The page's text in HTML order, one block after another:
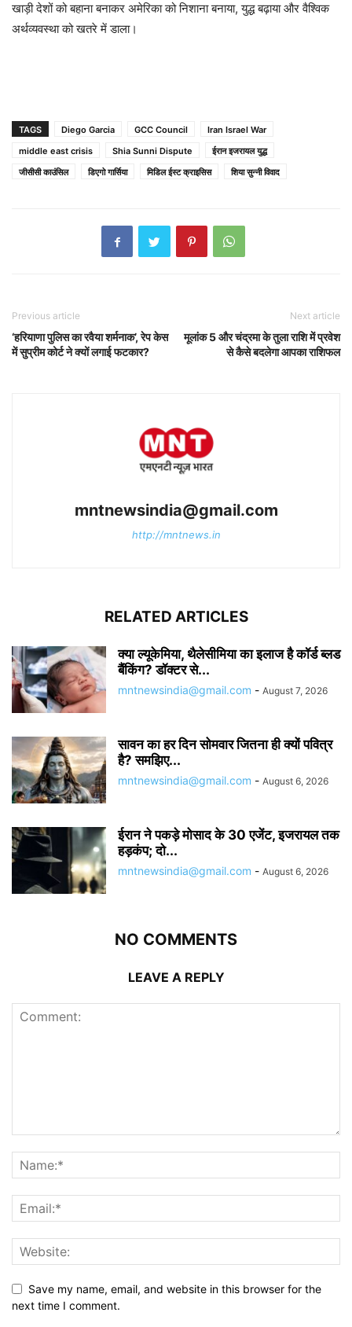
खाड़ी देशों को बहाना बनाकर अमेरिका को निशाना बनाया, युद्ध बढ़ाया और वैश्विक
अर्थव्यवस्था को खतरे में डाला।
TAGS Diego Garcia GCC Council
Iran Israel War
middle east crisis
Shia Sunni Dispute
ईरान इजरायल युद्ध
जीसीसी काउंसिल
डिएगो गार्सिया मिडिल ईस्ट क्राइसिस शिया सुन्नी विवाद
Previous article
‘हरियाणा पुलिस का रवैया शर्मनाक’, रेप केस
में सुप्रीम कोर्ट ने क्यों लगाई फटकार?
Next article
मूलांक 5 और चंद्रमा के तुला राशि में प्रवेश
से कैसे बदलेगा आपका राशिफल
mntnewsindia@gmail.com
http://mntnews.in
RELATED ARTICLES
क्या ल्यूकेमिया, थैलेसीमिया का इलाज है कॉर्ड ब्लड
बैंकिंग? डॉक्टर से...
mntnewsindia@gmail.com - August 7, 2026
सावन का हर दिन सोमवार जितना ही क्यों पवित्र
है? समझिए...
mntnewsindia@gmail.com - August 6, 2026
ईरान ने पकड़े मोसाद के 30 एजेंट, इजरायल तक
हड़कंप; दो...
mntnewsindia@gmail.com - August 6, 2026
NO COMMENTS
LEAVE A REPLY
Save my name, email, and website in this browser for the
next time I comment.